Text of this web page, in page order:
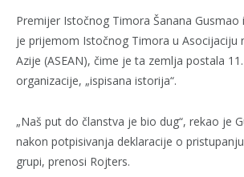
Premijer Istočnog Timora Šanana Gusmao
je prijemom Istočnog Timora u Asocijaciju
Azije (ASEAN), čime je ta zemlja postala
organizacije, „ispisana istorija“.
„Naš put do članstva je bio dug“, rekao je
nakon potpisivanja deklaracije o
grupi, prenosi Rojters.